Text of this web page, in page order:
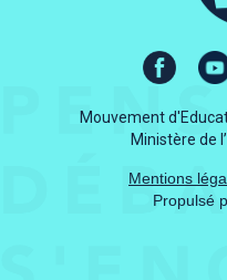
Mouvement
Ministère de
Mentions
Propulsé